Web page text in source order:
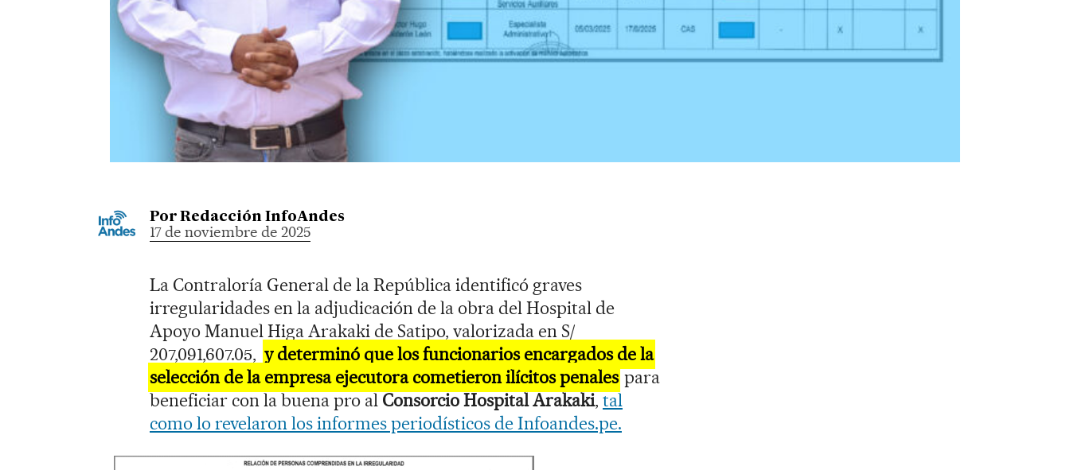
Por Redacción InfoAndes
17 de noviembre de 2025
La Contraloría General de la República identificó graves
irregularidades en la adjudicación de la obra del Hospital de
Apoyo Manuel Higa Arakaki de Satipo, valorizada en S/
207,091,607.05, y determinó que los funcionarios encargados de la
selección de la empresa ejecutora cometieron ilícitos penales para
beneficiar con la buena pro al Consorcio Hospital Arakaki, tal
como lo revelaron los informes periodísticos de Infoandes.pe.